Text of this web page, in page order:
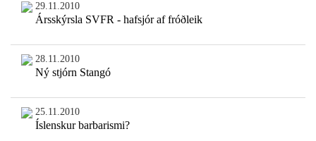
29.11.2010
Ársskýrsla SVFR - hafsjór af fróðleik
28.11.2010
Ný stjórn Stangó
25.11.2010
Íslenskur barbarismi?